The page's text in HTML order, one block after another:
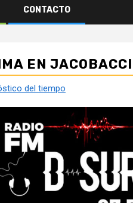
CONTACTO
EN JACOBACCI
del tiempo